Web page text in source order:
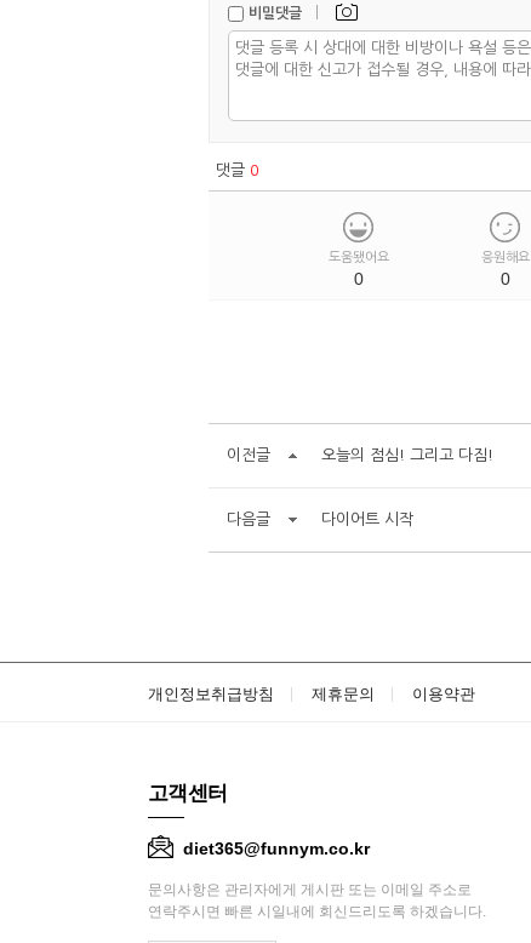
비밀댓글 |
댓글 0
도움됐어요
0
응원해요
0
이전글 오늘의 점심! 그리고 다짐!
다음글 다이어트 시작
개인정보취급방침 제휴문의 이용약관
고객센터
diet365@funnym.co.kr
문의사항은 관리자에게 게시판 또는 이메일 주소로
연락주시면 빠른 시일내에 회신드리도록 하겠습니다.